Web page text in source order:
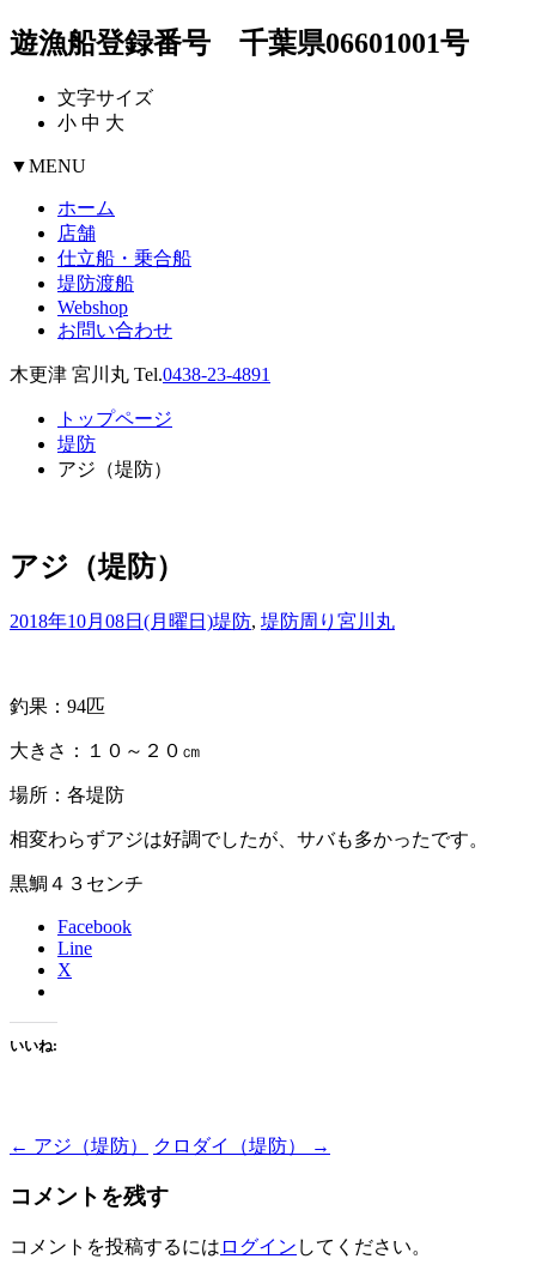
遊漁船登録番号 千葉県06601001号
文字サイズ
小 中 大
▼MENU
ホーム
店舗
仕立船・乗合船
堤防渡船
Webshop
お問い合わせ
木更津 宮川丸 Tel.0438-23-4891
トップページ
堤防
アジ（堤防）
アジ（堤防）
2018年10月08日(月曜日)堤防, 堤防周り 宮川丸
釣果：94匹
大きさ：１０～２０㎝
場所：各堤防
相変わらずアジは好調でしたが、サバも多かったです。
黒鯛４３センチ
Facebook
Line
X
いいね:
Post
navigation
← アジ（堤防） クロダイ（堤防） →
コメントを残す
コメントを投稿するには ログイン してください。